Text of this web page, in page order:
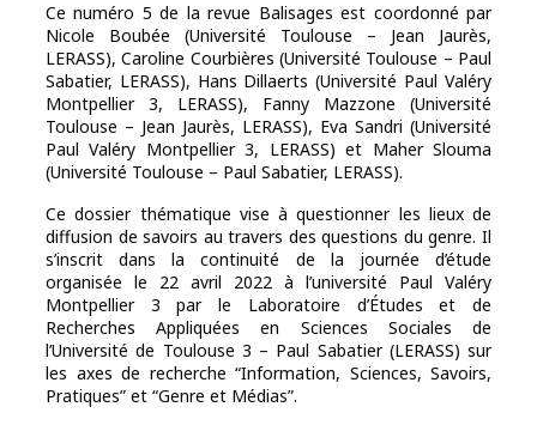
Ce numéro 5 de la revue Balisages est coordonné par
Nicole Boubée (Université Toulouse – Jean Jaurès,
LERASS), Caroline Courbières (Université Toulouse – Paul
Sabatier, LERASS), Hans Dillaerts (Université Paul Valéry
Montpellier 3, LERASS), Fanny Mazzone (Université
Toulouse – Jean Jaurès, LERASS), Eva Sandri (Université
Paul Valéry Montpellier 3, LERASS) et Maher Slouma
(Université Toulouse – Paul Sabatier, LERASS).
Ce dossier thématique vise à questionner les lieux de
diffusion de savoirs au travers des questions du genre. Il
s’inscrit dans la continuité de la journée d’étude
organisée le 22 avril 2022 à l’université Paul Valéry
Montpellier 3 par le Laboratoire d’Études et de
Recherches Appliquées en Sciences Sociales de
l’Université de Toulouse 3 – Paul Sabatier (LERASS) sur
les axes de recherche “Information, Sciences, Savoirs,
Pratiques” et “Genre et Médias”.